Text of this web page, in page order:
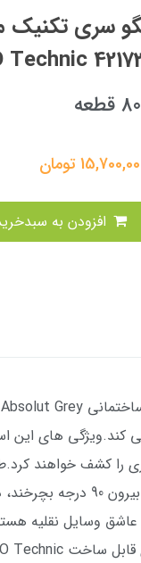
قطعه
تومان
را کشف خواهند
است که به درها اجازه
وسایل نقلیه